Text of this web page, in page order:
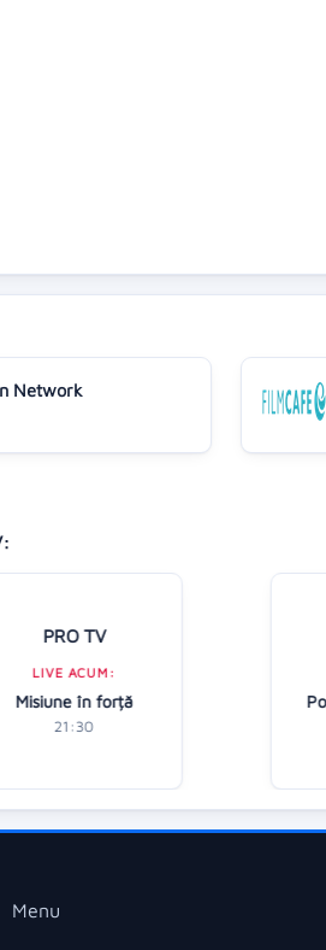
Network
PRO TV
LIVE ACUM:
Misiune în forță
21:30
Menu